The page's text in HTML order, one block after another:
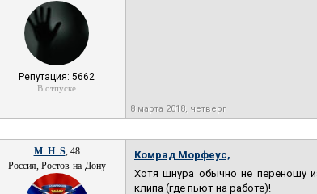
Репутация: 5662
В отпуске
8 марта 2018, четверг
M_H_S, 48
Россия, Ростов-на-Дону
Комрад Морфеус,
Хотя шнура обычно не переношу
клипа (где пьют на работе)!